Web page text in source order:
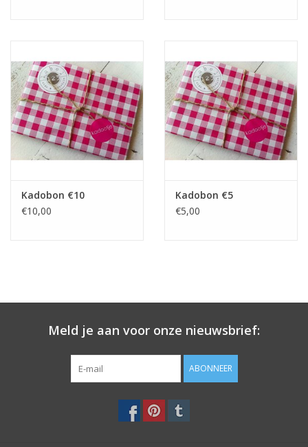
Kadobon €10
€10,00
Kadobon €5
€5,00
Meld je aan voor onze nieuwsbrief:
ABONNEER